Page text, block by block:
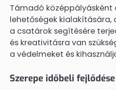
Támadó
lehetőségek
a csatárok segítésére
és kreativitásra van
a védelmeket és
Szerepe időbeli fejlődése